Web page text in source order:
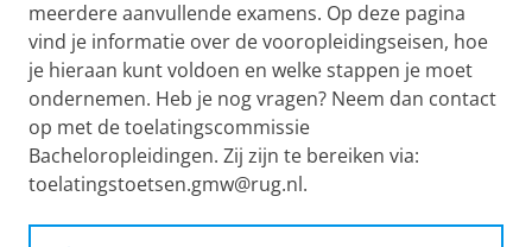
meerdere aanvullende examens. Op deze pagina
vind je informatie over de vooropleidingseisen, hoe
je hieraan kunt voldoen en welke stappen je moet
ondernemen. Heb je nog vragen? Neem dan contact
op met de toelatingscommissie
Bacheloropleidingen. Zij zijn te bereiken via:
toelatingstoetsen.gmw@rug.nl.